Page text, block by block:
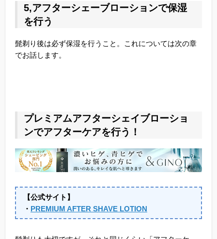
5,アフターシェーブローションで保湿
を行う
髭剃り後は必ず保湿を行うこと。これについては次の章
でお話します。
プレミアムアフターシェイブローショ
ンでアフターケアを行う！
【公式サイト】
・ PREMIUM AFTER SHAVE LOTION